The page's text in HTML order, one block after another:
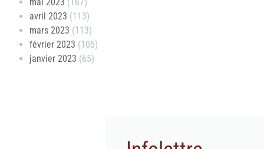
avril 2023 (113)
mars 2023 (113)
février 2023 (105)
janvier 2023 (65)